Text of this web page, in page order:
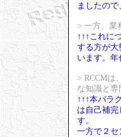
ましたので
> 一方、業
↑↑↑これに
する方が大
います。
> RCCMは
な知識と
↑↑↑本パラ
は自己補
す。
一方で２セ